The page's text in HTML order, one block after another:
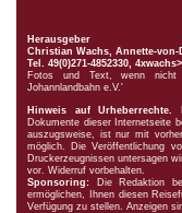
Herausgeber
Christian Wachs, Annette-von-
Tel. 49(0)271-4852330,
Fotos und Text, wenn nicht
Johannlandbahn e.V.'
Hinweis auf Urheberrechte.
Dokumente dieser Internetseite
auszugsweise, ist nur mit
möglich. Die Veröffentlichung
Druckerzeugnissen untersagen
vor. Widerruf vorbehalten.
Sponsoring: Die Redaktion
ermöglichen, Ihnen diesen
Verfügung zu stellen. Anzeigen